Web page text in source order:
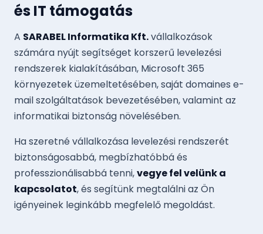
és IT támogatás
A SARABEL Informatika Kft.vállalkozások
számára nyújt segítséget korszerű levelezési
rendszerek kialakításában, Microsoft 365
környezetek üzemeltetésében, saját domaines e-
mail szolgáltatások bevezetésében, valamint az
informatikai biztonság növelésében.
Ha szeretné vállalkozása levelezési rendszerét
biztonságosabbá, megbízhatóbbá és
professzionálisabbá tenni,vegye fel velünk a
kapcsolatot, és segítünk megtalálni az Ön
igényeinek leginkább megfelelő megoldást.